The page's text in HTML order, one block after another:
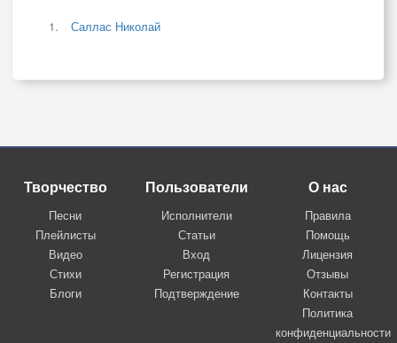
Саллас Николай
Творчество
Песни
Плейлисты
Видео
Стихи
Блоги
Пользователи
Исполнители
Статьи
Вход
Регистрация
Подтверждение
О нас
Правила
Помощь
Лицензия
Отзывы
Контакты
Политика
конфиденциальности